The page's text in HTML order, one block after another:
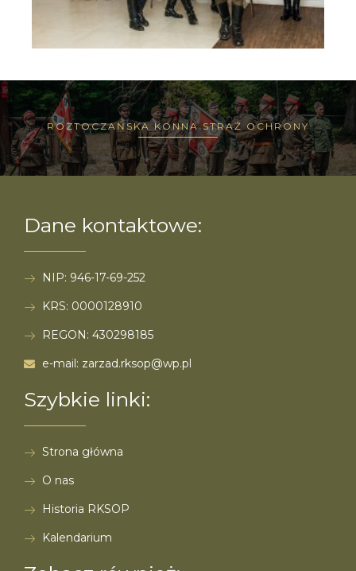
ROZTOCZAŃSKA KONNA STRAŻ OCHRONY
Dane kontaktowe:
NIP: 946-17-69-252
KRS: 0000128910
REGON: 430298185
e-mail: zarzad.rksop@wp.pl
Szybkie linki:
Strona główna
O nas
Historia RKSOP
Kalendarium